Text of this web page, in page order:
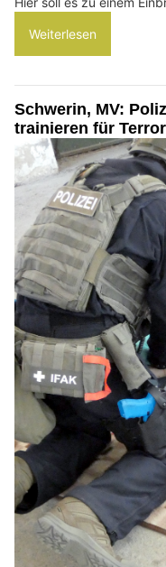
Weiterlesen
Schwerin, MV:
trainieren für